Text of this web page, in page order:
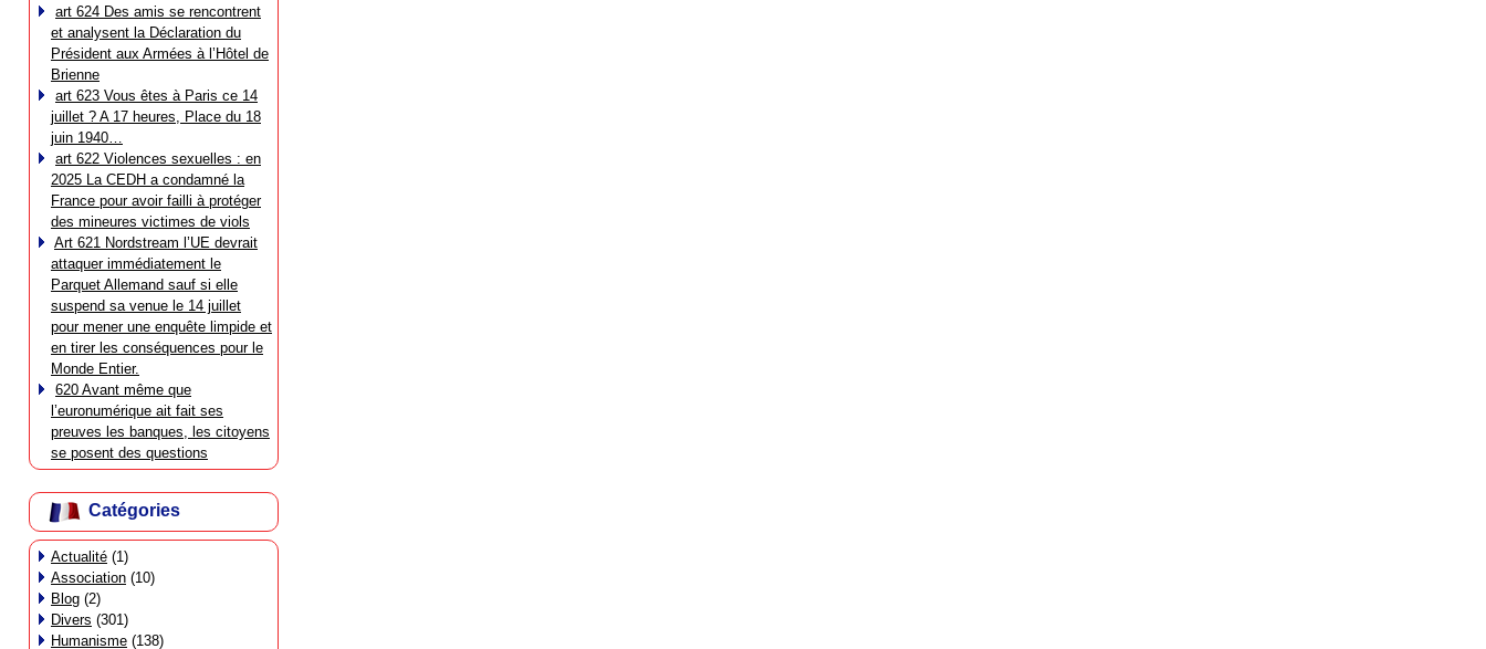
art 624 Des amis se rencontrent
et analysent la Déclaration du
Président aux Armées à l’Hôtel de
Brienne
art 623 Vous êtes à Paris ce 14
juillet ? A 17 heures, Place du 18
juin 1940…
art 622 Violences sexuelles : en
2025 La CEDH a condamné la
France pour avoir failli à protéger
des mineures victimes de viols
Art 621 Nordstream l’UE devrait
attaquer immédiatement le
Parquet Allemand sauf si elle
suspend sa venue le 14 juillet
pour mener une enquête limpide et
en tirer les conséquences pour le
Monde Entier.
620 Avant même que
l’euronumérique ait fait ses
preuves les banques, les citoyens
se posent des questions
Catégories
Actualité (1)
Association (10)
Blog (2)
Divers (301)
Humanisme (138)